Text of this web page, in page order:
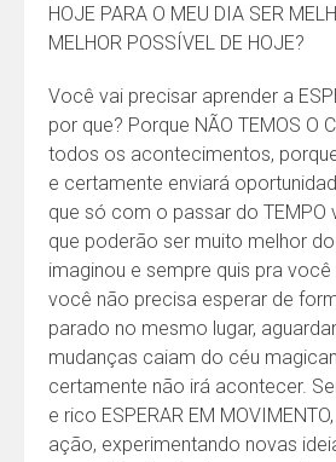
HOJE PARA O MEU DIA SER
MELHOR POSSÍVEL DE HOJE?
Você vai precisar aprender a
por que? Porque NÃO TEMOS O
todos os acontecimentos,
e certamente enviará
que só com o passar do TEMPO
que poderão ser muito melhor
imaginou e sempre quis pra
você não precisa esperar de
parado no mesmo lugar,
mudanças caiam do céu
certamente não irá acontecer.
e rico ESPERAR EM
ação, experimentando novas